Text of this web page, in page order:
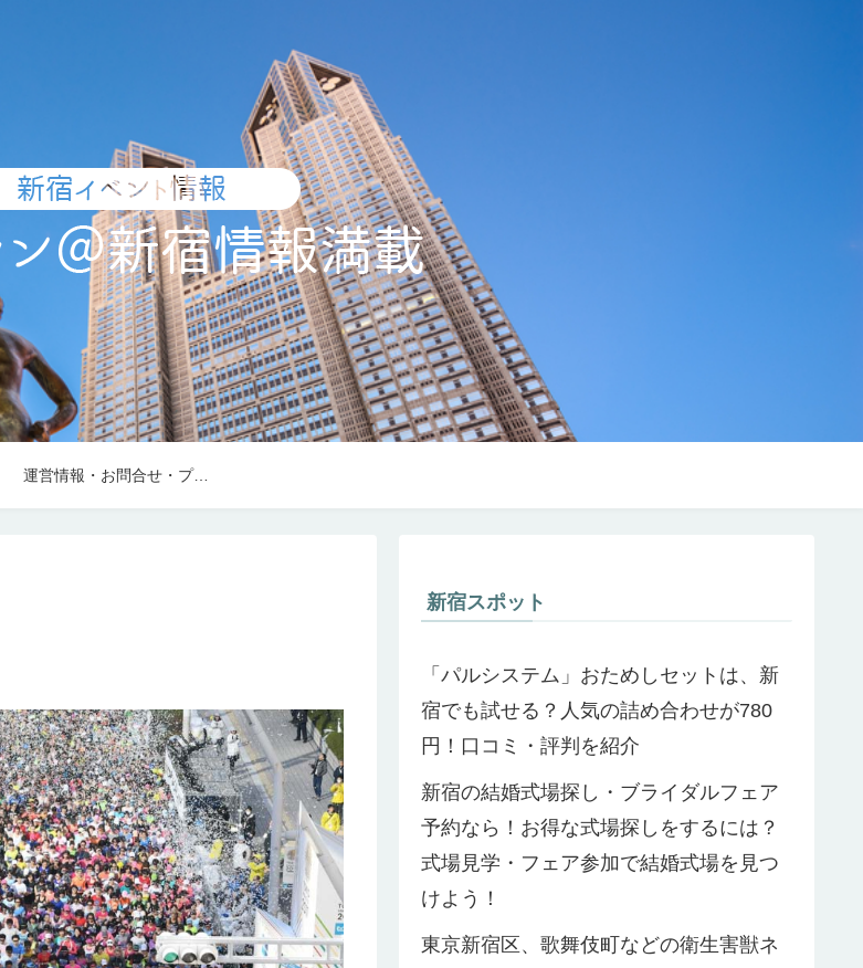
運営情報・お問合せ・プレスリリース受付・取材依頼について
新宿スポット
「パルシステム」おためしセットは、新
宿でも試せる？人気の詰め合わせが780
円！口コミ・評判を紹介
新宿の結婚式場探し・ブライダルフェア
予約なら！お得な式場探しをするには？
式場見学・フェア参加で結婚式場を見つ
けよう！
東京新宿区、歌舞伎町などの衛生害獣ネ